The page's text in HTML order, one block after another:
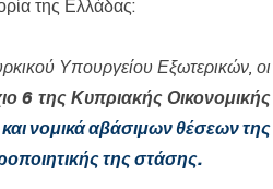
της Ελλάδας:
Υπουργείου Εξωτερικών, οι
6 της Κυπριακής Οικονομικής
νομικά αβάσιμων θέσεων της
της στάσης.